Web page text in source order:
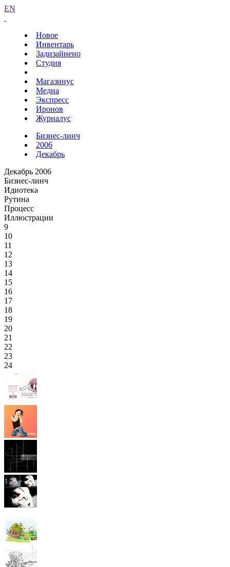
EN
Новое
Инвентарь
Задизайнено
Студия
Магазинус
Медиа
Экспресс
Иронов
Журналус
Бизнес-линч
2006
Декабрь
Декабрь 2006
Бизнес-линч
Идиотека
Рутина
Процесс
Иллюстрации
9
10
11
12
13
14
15
16
17
18
19
20
21
22
23
24